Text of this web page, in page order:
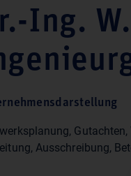
Ing.
Ausschreibung,